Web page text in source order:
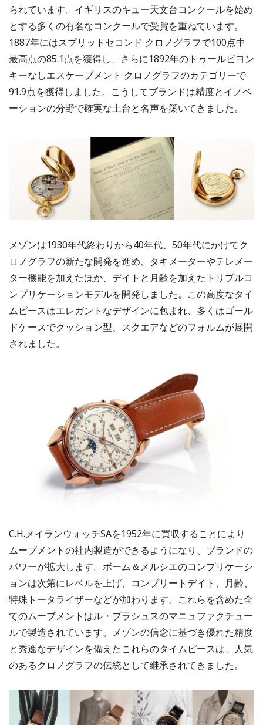
られています。イギリスのキュー天文台コンクールを始め
とする多くの有名なコンクールで受賞を重ねています。
1887年にはスプリットセコンド クロノグラフで100点中
最高点の85.1点を獲得し、さらに1892年のトゥールビヨン
キーなしエスケープメント クロノグラフのカテゴリーで
91.9点を獲得しました。こうしてブランドは精度とイノベ
ーションの分野で確実な土台と名声を築いてきました。
メゾンは1930年代終わりから40年代、50年代にかけてク
ロノグラフの新たな開発を進め、タキメーターやテレメー
ター機能を加えたほか、デイトと月齢を加えたトリプルコ
ンプリケーションモデルを開発しました。この高度なタイ
ムピースはエレガントなデザインに包まれ、多くはゴール
ドケースでクッション型、スクエアなどのフォルムが展開
されました。
C.H.メイランウォッチSAを1952年に買収することにより
ムーブメントの社内製造ができるようになり、ブランドの
パワーが拡大します。ボーム＆メルシエのコンプリケーシ
ョンは次第にレベルを上げ、コンプリートデイト、月齢、
特殊トータライザーなどが加わります。これらを含めた全
てのムーブメントはル・ブラシュスのマニュファクチュー
ルで製造されています。メゾンの信念に基づき優れた精度
と秀逸なデザインを備えたこれらのタイムピースは、人気
のあるクロノグラフの伝統として継承されてきました。